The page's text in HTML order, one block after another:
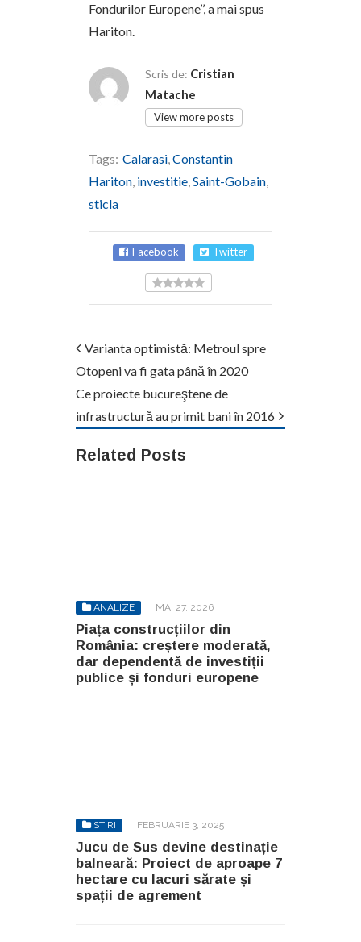
Fondurilor Europene’’, a mai spus
Hariton.
Scris de: Cristian
Matache
View more posts
Tags: Calarasi,Constantin
Hariton, investitie,Saint-Gobain,
sticla
Facebook Twitter
Varianta optimistă: Metroul spre
Otopeni va fi gata până în 2020
Ce proiecte bucureştene de
infrastructură au primit bani în 2016
Related Posts
ANALIZE MAI 27, 2026
Piața construcțiilor din
România: creștere moderată,
dar dependentă de investiții
publice și fonduri europene
STIRI FEBRUARIE 3, 2025
Jucu de Sus devine destinație
balneară: Proiect de aproape 7
hectare cu lacuri sărate și
spații de agrement